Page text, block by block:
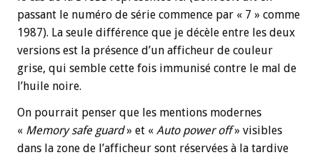
passant le numéro de série commence par « 7 » comme
1987). La seule différence que je décèle entre les deux
versions est la présence d’un afficheur de couleur
grise, qui semble cette fois immunisé contre le mal de
l’huile noire.
On pourrait penser que les mentions modernes
« Memory safe guard» et « Auto power off» visibles
dans la zone de l’afficheur sont réservées à la tardive